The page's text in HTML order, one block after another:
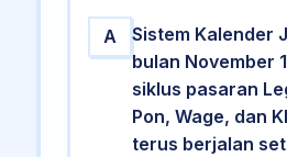
A
Sistem Kalender
bulan November
siklus pasaran
Pon, Wage, dan
terus berjalan